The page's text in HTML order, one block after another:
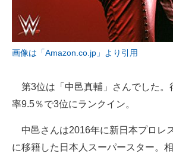
画像は「Amazon.co.jp」より引用
第3位は「中邑真輔」さんでした。
率9.5％で3位にランクイン。
中邑さんは2016年に新日本プロレ
に移籍した日本人スーパースター。